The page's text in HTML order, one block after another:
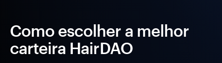
Como escolher a melhor
carteira HairDAO